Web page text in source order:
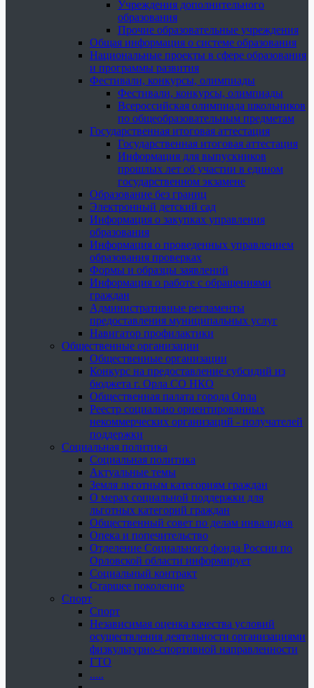
Учреждения дополнительного
образования
Прочие образовательные учреждения
Общая информация о системе образования
Национальные проекты в сфере образования
и программы развития
Фестивали, конкурсы, олимпиады
Фестивали, конкурсы, олимпиады
Всероссийская олимпиада школьников
по общеобразовательным предметам
Государственная итоговая аттестация
Государственная итоговая аттестация
Информация для выпускников
прошлых лет об участии в едином
государственном экзамене
Образование без границ
Электронный детский сад
Информация о закупках управления
образования
Информация о проведенных управлением
образования проверках
Формы и образцы заявлений
Информация о работе с обращениями
граждан
Административные регламенты
предоставления муниципальных услуг
Навигатор профилактики
Общественные организации
Общественные организации
Конкурс на предоставление субсидий из
бюджета г. Орла СО НКО
Общественная палата города Орла
Реестр социально ориентированных
некоммерческих организаций - получателей
поддержки
Социальная политика
Социальная политика
Актуальные темы
Земля льготным категориям граждан
О мерах социальной поддержки для
льготных категорий граждан
Общественный совет по делам инвалидов
Опека и попечительство
Отделение Социального фонда России по
Орловской области информирует
Социальный контракт
Старшее поколение
Спорт
Спорт
Независимая оценка качества условий
осуществления деятельности организациями
физкультурно-спортивной направленности
ГТО
.....